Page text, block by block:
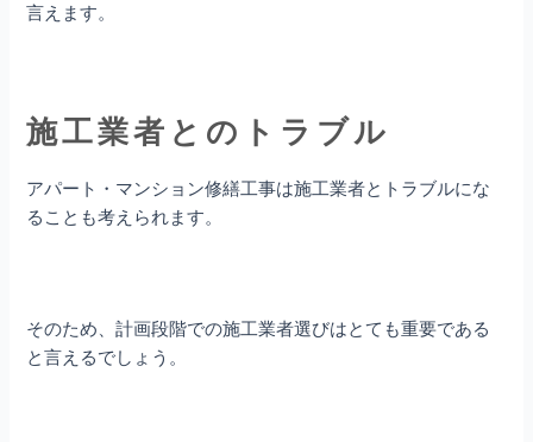
言えます。
施工業者とのトラブル
アパート・マンション修繕工事は施工業者とトラブルにな
ることも考えられます。
そのため、計画段階での施工業者選びはとても重要である
と言えるでしょう。